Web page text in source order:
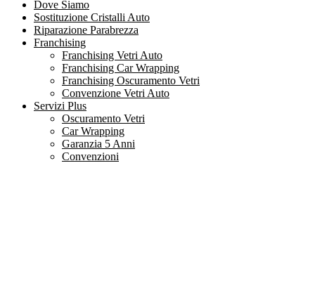
Dove Siamo
Sostituzione Cristalli Auto
Riparazione Parabrezza
Franchising
Franchising Vetri Auto
Franchising Car Wrapping
Franchising Oscuramento Vetri
Convenzione Vetri Auto
Servizi Plus
Oscuramento Vetri
Car Wrapping
Garanzia 5 Anni
Convenzioni